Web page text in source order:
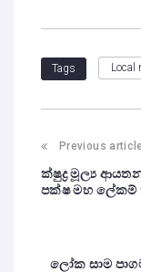
Tags Local
Previous article
ක්ෂුද්‍ර මූල්‍ය
පක්ෂ මහ ලේකම්
ලෝක සාම